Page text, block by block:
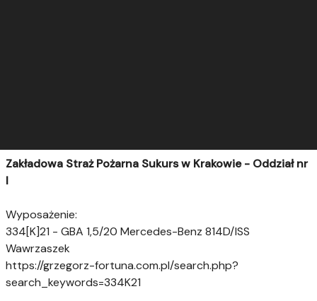
Zakładowa Straż Pożarna Sukurs w Krakowie - Oddział nr
I
Wyposażenie:
334[K]21 - GBA 1,5/20 Mercedes-Benz 814D/ISS
Wawrzaszek
https://grzegorz-fortuna.com.pl/search.php?
search_keywords=334K21